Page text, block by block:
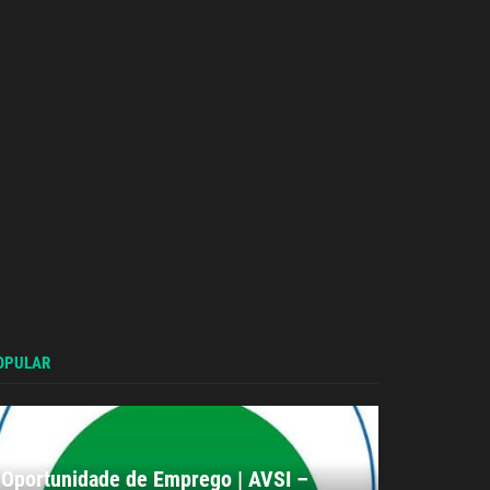
Oportunidade de Emprego | AVSI –